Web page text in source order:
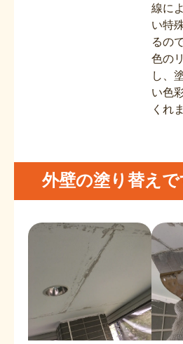
線に
い特
るの
色の
し、
い色
くれ
外壁の塗り替えで